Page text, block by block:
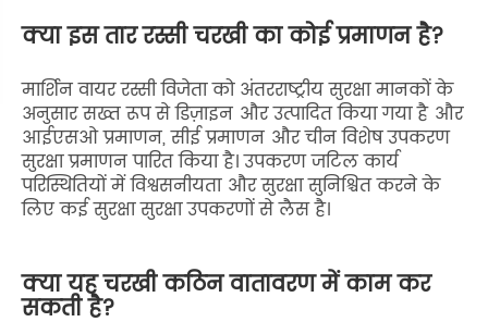
क्या इस तार रस्सी चरखी का कोई प्रमाणन है?
मार्शिन वायर रस्सी विजेता को अंतरराष्ट्रीय सुरक्षा मानकों के
अनुसार सख्त रूप से डिज़ाइन और उत्पादित किया गया है और
आईएसओ प्रमाणन, सीई प्रमाणन और चीन विशेष उपकरण
सुरक्षा प्रमाणन पारित किया है। उपकरण जटिल कार्य
परिस्थितियों में विश्वसनीयता और सुरक्षा सुनिश्चित करने के
लिए कई सुरक्षा सुरक्षा उपकरणों से लैस है।
क्या यह चरखी कठिन वातावरण में काम कर
सकती है?